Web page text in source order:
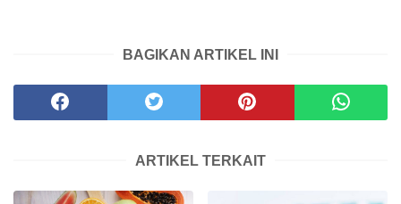
BAGIKAN ARTIKEL INI
ARTIKEL TERKAIT